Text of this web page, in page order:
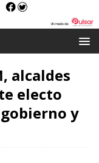
alcaldes
electo
y